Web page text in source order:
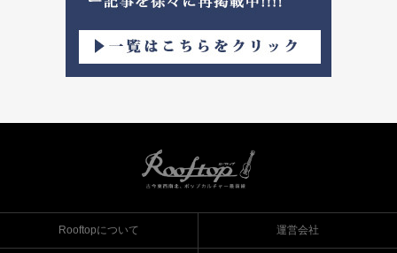
Rooftopについて 運営会社